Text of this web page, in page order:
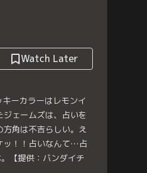
Watch Later
ーカラーはレモンイ
ェームズは、占いを
角は不吉らしい。え
ッ！！占いなんて…占
【提供：バンダイチ